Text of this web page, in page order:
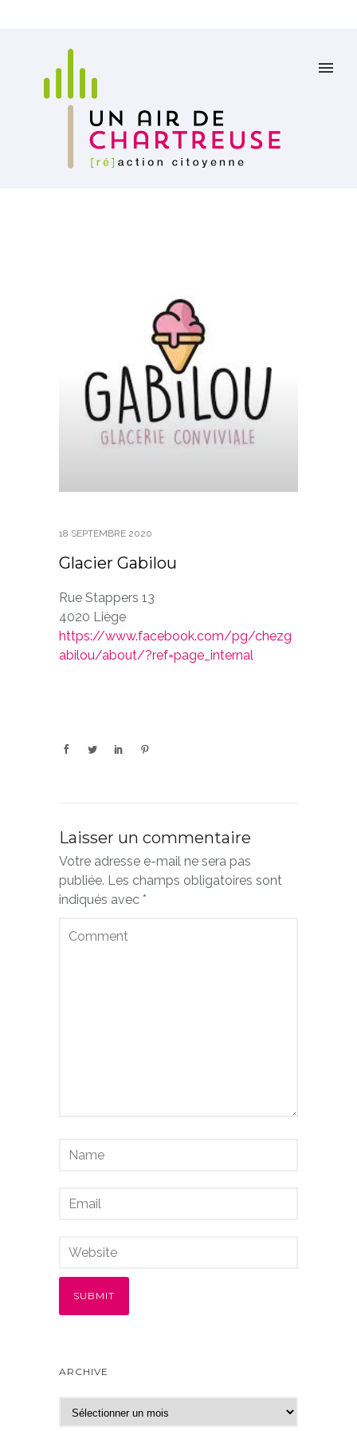
18 SEPTEMBRE 2020
Glacier Gabilou
Rue Stappers 13
4020 Liège
https://www.facebook.com/pg/chezg
abilou/about/?ref=page_internal
Laisser un commentaire
Votre adresse e-mail ne sera pas
publiée. Les champs obligatoires sont
indiqués avec *
ARCHIVE
r